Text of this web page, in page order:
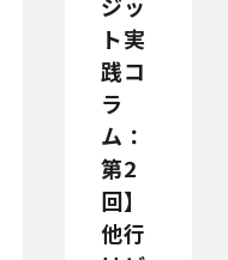
ト実
践コ
ラ
ム：
第2
回】
他行